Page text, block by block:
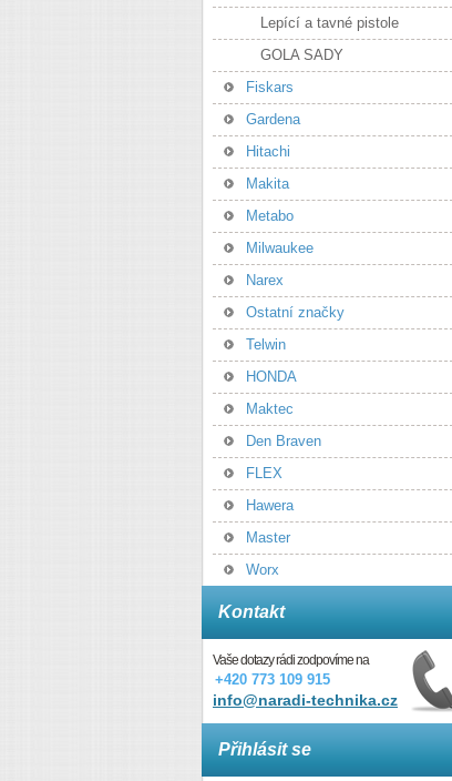
Lepící a tavné pistole
GOLA SADY
Fiskars
Gardena
Hitachi
Makita
Metabo
Milwaukee
Narex
Ostatní značky
Telwin
HONDA
Maktec
Den Braven
FLEX
Hawera
Master
Worx
Kontakt
Vaše dotazy rádi zodpovíme na
+420 773 109 915
info@naradi-technika.cz
Přihlásit se